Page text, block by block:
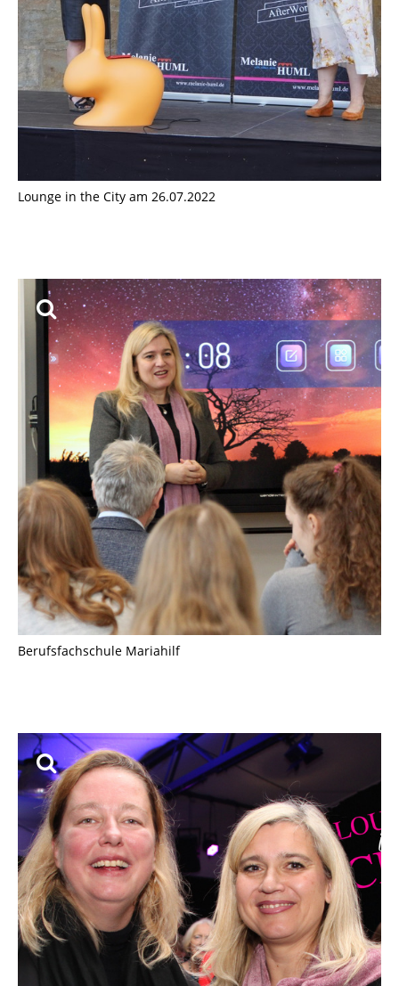
Lounge in the City am 26.07.2022
Berufsfachschule Mariahilf